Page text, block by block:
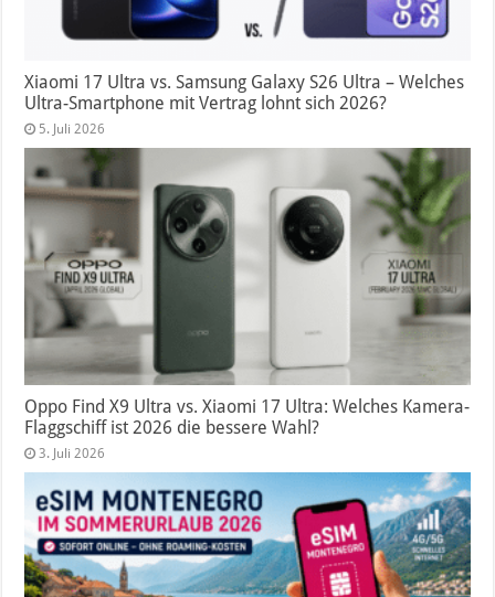
Xiaomi 17 Ultra vs. Samsung Galaxy S26 Ultra – Welches
Ultra-Smartphone mit Vertrag lohnt sich 2026?
5. Juli 2026
Oppo Find X9 Ultra vs. Xiaomi 17 Ultra: Welches Kamera-
Flaggschiff ist 2026 die bessere Wahl?
3. Juli 2026